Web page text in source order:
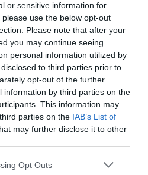
or sensitive information for
use the below opt-out
Please note that after your
you may continue seeing
personal information utilized by
to third parties prior to
opt-out of the further
information by third parties on the
This information may
parties on the IAB’s List of
may further disclose it to other
Opt Outs
firmaron en el libro de
donde se desarrolló el
como fuente preferida
gratuita
las últimas noticias de actualidad.